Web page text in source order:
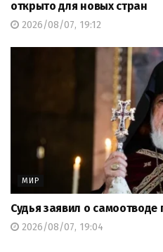
открыто для новых стран
2026/08/07, 19:12
МИР
Судья заявил о самоотводе
2026/08/07, 19:04